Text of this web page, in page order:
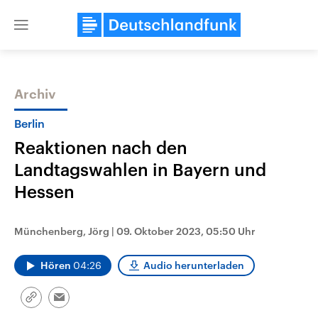
Close
Themen
2026
Alle Informationen
September 2026 einen neuen
Landtag. Seit 2021 wird das
Aktuelle Beiträge,
Hintergründe
Archiv
Berlin
Reaktionen nach den
Landtagswahlen in Bayern und
Hessen
Münchenberg, Jörg | 09. Oktober 2023, 05:50 Uhr
Hören 04:26 Audio herunterladen
Link
Email